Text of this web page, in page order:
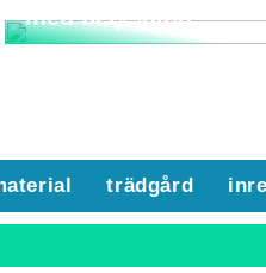
med belysning
trädgård